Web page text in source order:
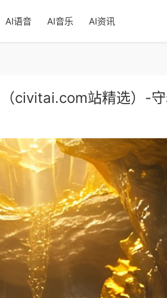
AI语音 AI音乐 AI资讯
civitai.com站精选）-